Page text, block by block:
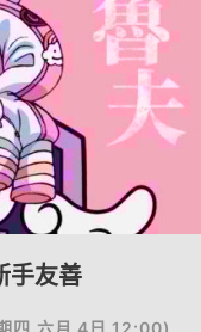
手友善
四,六月 4日 12:00)